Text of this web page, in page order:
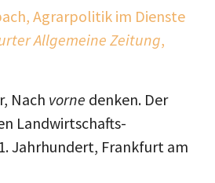
Agrarpolitik im Dienste
Allgemeine Zeitung,
Nach vorne denken. Der
Landwirtschafts-
Jahrhundert, Frankfurt am